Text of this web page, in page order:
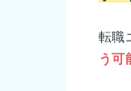
転職
う可